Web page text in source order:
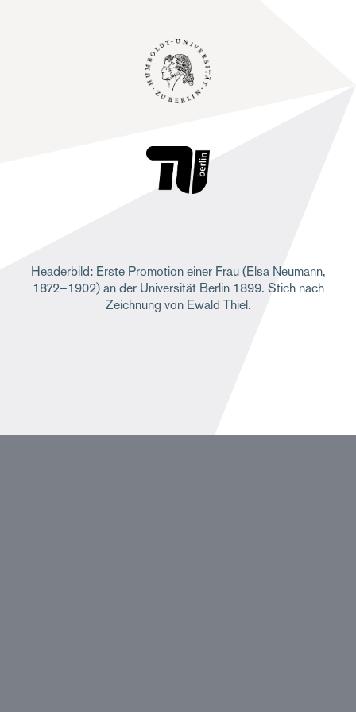
Headerbild: Erste Promotion einer Frau (Elsa Neumann,
1872–1902) an der Universität Berlin 1899. Stich nach
Zeichnung von Ewald Thiel.